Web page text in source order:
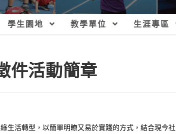
學生園地 教學單位 生涯專區
件活動簡章
生活轉型，以簡單明瞭又易於實踐的方式，結合現今社